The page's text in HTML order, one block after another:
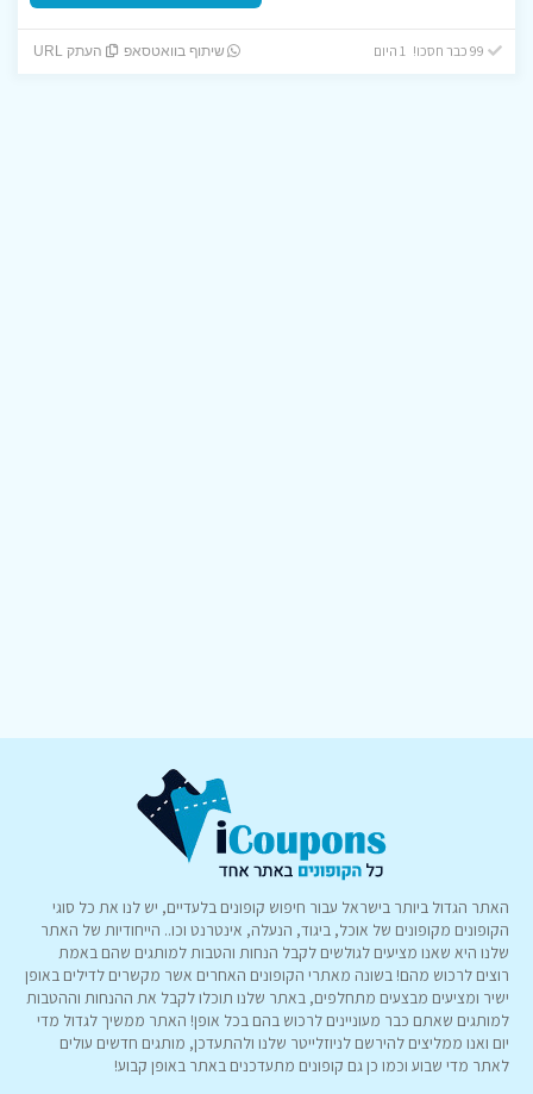
שיתוף בוואטסאפ העתק URL
האתר הגדול ביותר בישראל עבור חיפוש קופונים בלעדיים, יש לנו את כל סוגי
הקופונים מקופונים של אוכל, ביגוד, הנעלה, אינטרנט וכו.. הייחודיות של האתר
שלנו היא שאנו מציעים לגולשים לקבל הנחות והטבות למותגים שהם באמת
רוצים לרכוש מהם! בשונה מאתרי הקופונים האחרים אשר מקשרים לדילים באופן
ישיר ומציעים מבצעים מתחלפים, באתר שלנו תוכלו לקבל את ההנחות וההטבות
למותגים שאתם כבר מעוניינים לרכוש בהם בכל אופן! האתר ממשיך לגדול מדי
יום ואנו ממליצים להירשם לניוזלייטר שלנו ולהתעדכן, מותגים חדשים עולים
לאתר מדי שבוע וכמו כן גם קופונים מתעדכנים באתר באופן קבוע!